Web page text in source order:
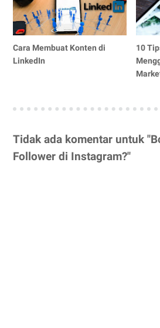
Cara Membuat Konten di
LinkedIn
10
Tidak ada komentar untuk
Follower di Instagram?"